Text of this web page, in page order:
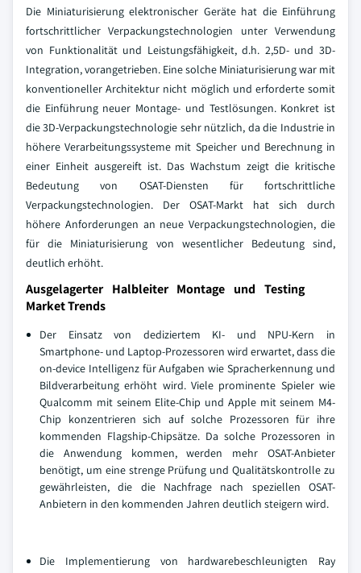
Die Miniaturisierung elektronischer Geräte hat die Einführung
fortschrittlicher Verpackungstechnologien unter Verwendung
von Funktionalität und Leistungsfähigkeit, d.h. 2,5D- und 3D-
Integration, vorangetrieben. Eine solche Miniaturisierung war mit
konventioneller Architektur nicht möglich und erforderte somit
die Einführung neuer Montage- und Testlösungen. Konkret ist
die 3D-Verpackungstechnologie sehr nützlich, da die Industrie in
höhere Verarbeitungssysteme mit Speicher und Berechnung in
einer Einheit ausgereift ist. Das Wachstum zeigt die kritische
Bedeutung von OSAT-Diensten für fortschrittliche
Verpackungstechnologien. Der OSAT-Markt hat sich durch
höhere Anforderungen an neue Verpackungstechnologien, die
für die Miniaturisierung von wesentlicher Bedeutung sind,
deutlich erhöht.
Ausgelagerter Halbleiter Montage und Testing
Market Trends
Der Einsatz von dediziertem KI- und NPU-Kern in
Smartphone- und Laptop-Prozessoren wird erwartet, dass die
on-device Intelligenz für Aufgaben wie Spracherkennung und
Bildverarbeitung erhöht wird. Viele prominente Spieler wie
Qualcomm mit seinem Elite-Chip und Apple mit seinem M4-
Chip konzentrieren sich auf solche Prozessoren für ihre
kommenden Flagship-Chipsätze. Da solche Prozessoren in
die Anwendung kommen, werden mehr OSAT-Anbieter
benötigt, um eine strenge Prüfung und Qualitätskontrolle zu
gewährleisten, die die Nachfrage nach speziellen OSAT-
Anbietern in den kommenden Jahren deutlich steigern wird.
Die Implementierung von hardwarebeschleunigten Ray